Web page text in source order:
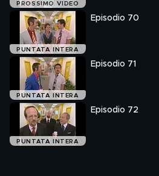
PROSSIMO VIDEO
PUNTATA INTERA
Episodio 70
PUNTATA INTERA
Episodio 71
PUNTATA INTERA
Episodio 72